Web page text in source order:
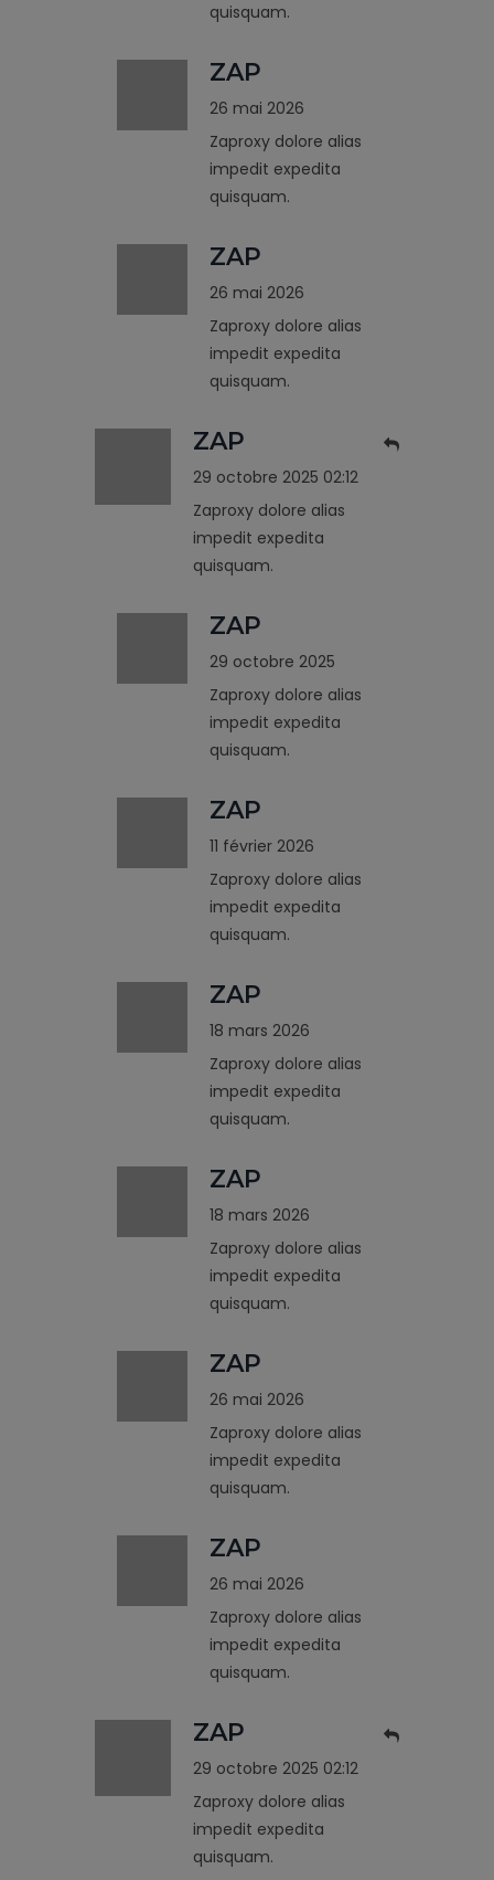
quisquam.
ZAP
26 mai 2026
Zaproxy dolore alias
impedit expedita
quisquam.
ZAP
26 mai 2026
Zaproxy dolore alias
impedit expedita
quisquam.
ZAP
29 octobre 2025 02:12
Zaproxy dolore alias
impedit expedita
quisquam.
ZAP
29 octobre 2025
Zaproxy dolore alias
impedit expedita
quisquam.
ZAP
11 février 2026
Zaproxy dolore alias
impedit expedita
quisquam.
ZAP
18 mars 2026
Zaproxy dolore alias
impedit expedita
quisquam.
ZAP
18 mars 2026
Zaproxy dolore alias
impedit expedita
quisquam.
ZAP
26 mai 2026
Zaproxy dolore alias
impedit expedita
quisquam.
ZAP
26 mai 2026
Zaproxy dolore alias
impedit expedita
quisquam.
ZAP
29 octobre 2025 02:12
Zaproxy dolore alias
impedit expedita
quisquam.